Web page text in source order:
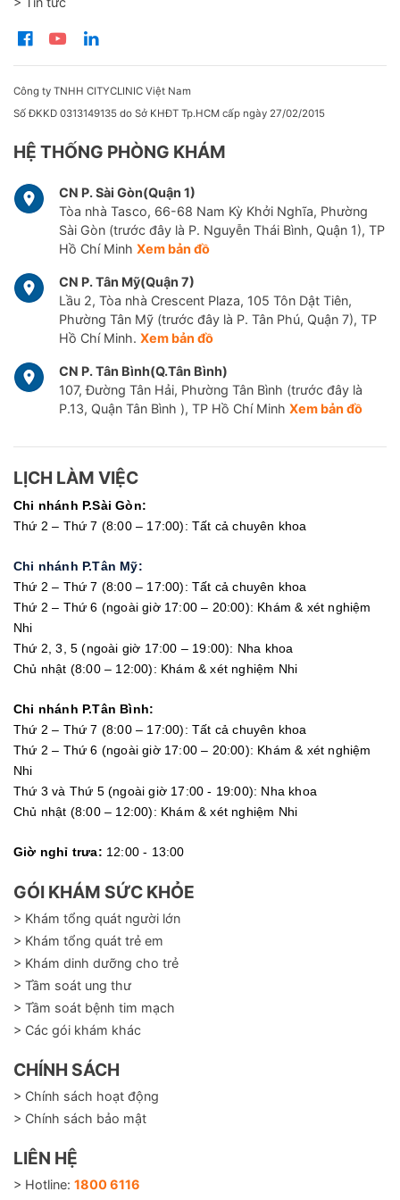
Với đội ngũ bác sĩ và kỹ thuật viên giàu kinh nghiệm,
được đào tạo chuyên sâu, cùng cơ sở vật chất khang
trang, tiện nghi, CarePlus Cancer Center hy vọng sẽ
mang lại niềm tin lâu dài về một trung tâm chăm sóc
sức khỏe chuyên nghiệp cho bạn và cả gia đình.
Công ty TNHH CITYCLINIC Việt Nam
Số ĐKKD 0313149135 do Sở KHĐT Tp.HCM cấp ngày 27/02/2015
HỆ THỐNG PHÒNG KHÁM
CN P. Sài Gòn(Quận 1)
Tòa nhà Tasco, 66-68 Nam Kỳ Khởi Nghĩa, Phường
Sài Gòn (trước đây là P. Nguyễn Thái Bình, Quận 1), TP
Hồ Chí Minh Xem bản đồ
CN P. Tân Mỹ(Quận 7)
Lầu 2, Tòa nhà Crescent Plaza, 105 Tôn Dật Tiên,
Phường Tân Mỹ (trước đây là P. Tân Phú, Quận 7), TP
Hồ Chí Minh. Xem bản đồ
CN P. Tân Bình(Q.Tân Bình)
107, Đường Tân Hải, Phường Tân Bình (trước đây là
P.13, Quận Tân Bình ), TP Hồ Chí Minh Xem bản đồ
LỊCH LÀM VIỆC
Chi nhánh P.Sài Gòn:
Thứ 2 – Thứ 7 (8:00 – 17:00): Tất cả chuyên khoa
Chi nhánh P.Tân Mỹ:
Thứ 2 – Thứ 7 (8:00 – 17:00): Tất cả chuyên khoa
Thứ 2 – Thứ 6 (ngoài giờ 17:00 – 20:00): Khám & xét nghiệm
Nhi
Thứ 2, 3, 5 (ngoài giờ 17:00 – 19:00): Nha khoa
Chủ nhật (8:00 – 12:00): Khám & xét nghiệm Nhi
Chi nhánh P.Tân Bình:
Thứ 2 – Thứ 7 (8:00 – 17:00): Tất cả chuyên khoa
Thứ 2 – Thứ 6 (ngoài giờ 17:00 – 20:00): Khám & xét nghiệm
Nhi
Thứ 3 và Thứ 5 (ngoài giờ 17:00 - 19:00): Nha khoa
Chủ nhật (8:00 – 12:00): Khám & xét nghiệm Nhi
Giờ nghỉ trưa: 12:00 - 13:00
GÓI KHÁM SỨC KHỎE
> Khám tổng quát người lớn
> Khám tổng quát trẻ em
> Khám dinh dưỡng cho trẻ
> Tầm soát ung thư
> Tầm soát bệnh tim mạch
> Các gói khám khác
CHÍNH SÁCH
> Chính sách hoạt động
> Chính sách bảo mật
LIÊN HỆ
> Hotline: 1800 6116